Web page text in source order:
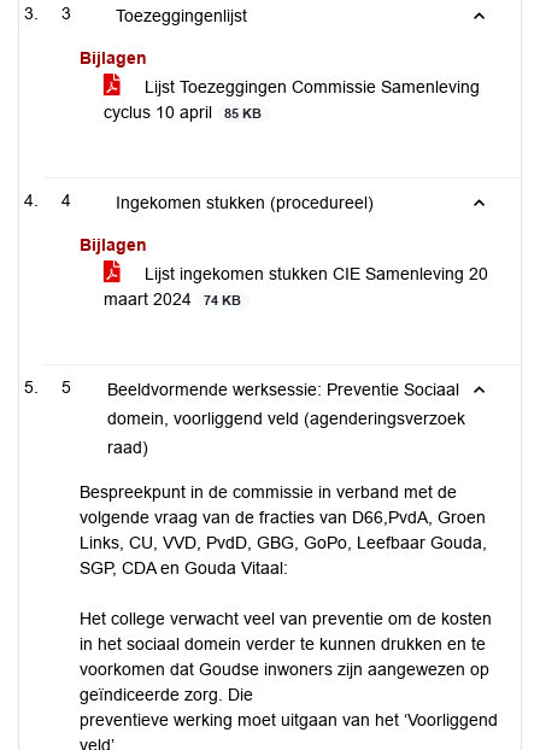
3 Toezeggingenlijst
Bijlagen
Lijst Toezeggingen Commissie Samenleving
cyclus 10 april
85 KB
4 Ingekomen stukken (procedureel)
Bijlagen
Lijst ingekomen stukken CIE Samenleving 20
maart 2024
74 KB
5
Beeldvormende werksessie: Preventie Sociaal
domein, voorliggend veld (agenderingsverzoek
raad)
Bespreekpunt in de commissie in verband met de
volgende vraag van de fracties van D66,PvdA, Groen
Links, CU, VVD, PvdD, GBG, GoPo, Leefbaar Gouda,
SGP, CDA en Gouda Vitaal:
Het college verwacht veel van preventie om de kosten
in het sociaal domein verder te kunnen drukken en te
voorkomen dat Goudse inwoners zijn aangewezen op
geïndiceerde zorg. Die
preventieve werking moet uitgaan van het ‘Voorliggend
veld’.